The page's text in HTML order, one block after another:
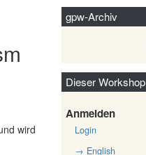
wird
gpw-Archiv
Dieser Workshop
Anmelden
Login
→ English